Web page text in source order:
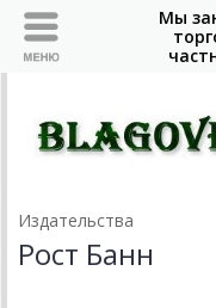
Издательства
Рост Банн